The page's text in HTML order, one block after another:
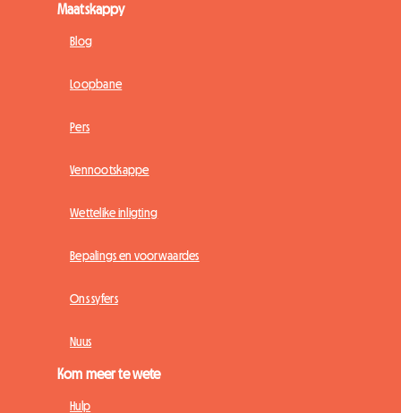
Maatskappy
Blog
Loopbane
Pers
Vennootskappe
Wettelike inligting
Bepalings en voorwaardes
Ons syfers
Nuus
Kom meer te wete
Hulp